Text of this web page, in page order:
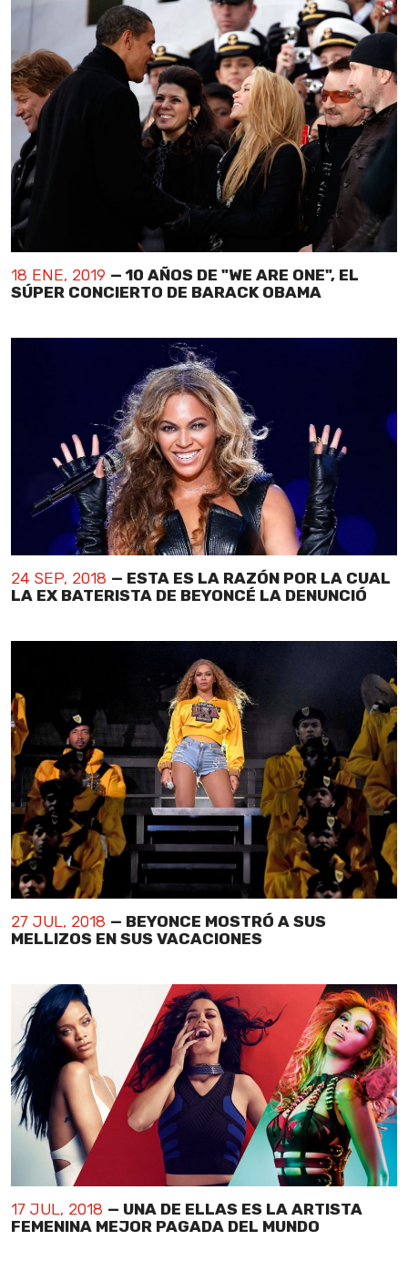
18 ENE, 2019 — 10 AÑOS DE "WE ARE ONE", EL
SÚPER CONCIERTO DE BARACK OBAMA
24 SEP, 2018 — ESTA ES LA RAZÓN POR LA CUAL
LA EX BATERISTA DE BEYONCÉ LA DENUNCIÓ
27 JUL, 2018 — BEYONCE MOSTRÓ A SUS
MELLIZOS EN SUS VACACIONES
17 JUL, 2018 — UNA DE ELLAS ES LA ARTISTA
FEMENINA MEJOR PAGADA DEL MUNDO